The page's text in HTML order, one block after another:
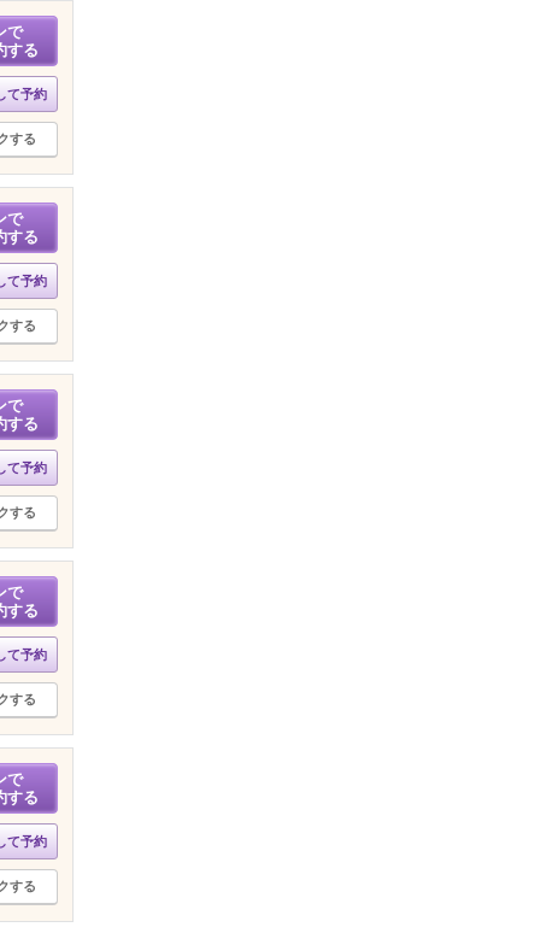
で
する
て予約
する
で
する
て予約
する
で
する
て予約
する
で
する
て予約
する
で
する
て予約
する